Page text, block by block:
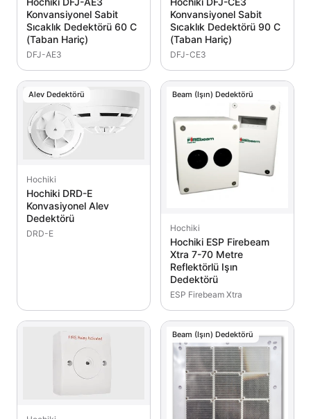
Konvansiyonel Sabit
Sıcaklık Dedektörü 60 C
(Taban Hariç)
DFJ-AE3
Konvansiyonel Sabit
Sıcaklık Dedektörü 90 C
(Taban Hariç)
DFJ-CE3
Alev Dedektörü
Hochiki
Hochiki DRD-E
Konvasiyonel Alev
Dedektörü
DRD-E
Beam (Işın) Dedektörü
Hochiki
Hochiki ESP Firebeam
Xtra 7-70 Metre
Reflektörlü Işın
Dedektörü
ESP Firebeam Xtra
Beam (Işın) Dedektörü